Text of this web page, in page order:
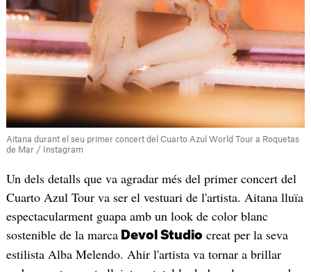
Aitana durant el seu primer concert del Cuarto Azul World Tour a Roquetas
de Mar / Instagram
Un dels detalls que va agradar més del primer concert del
Cuarto Azul Tour va ser el vestuari de l'artista. Aitana lluïa
espectacularment guapa amb un look de color blanc
sostenible de la marcaDevol Studio creat per la seva
estilista Alba Melendo. Ahir l'artista va tornar a brillar